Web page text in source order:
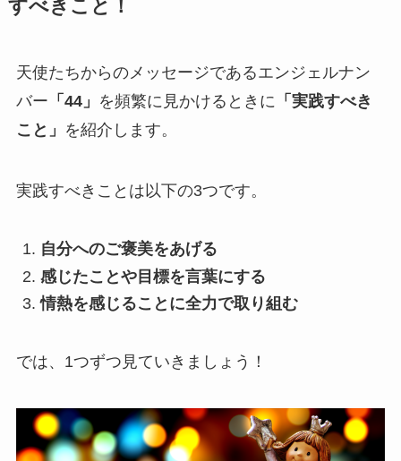
すべきこと！
天使たちからのメッセージであるエンジェルナン
バー 「44」 を頻繁に見かけるときに 「実践すべき
こと」 を紹介します。
実践すべきことは以下の3つです。
自分へのご褒美をあげる
感じたことや目標を言葉にする
情熱を感じることに全力で取り組む
では、1つずつ見ていきましょう！